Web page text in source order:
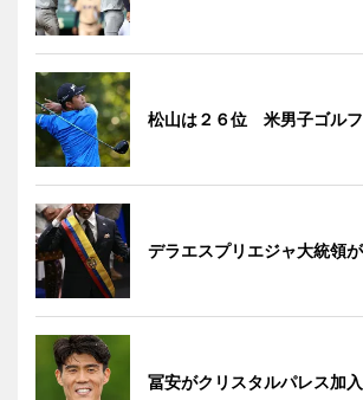
松山は２６位 米男子ゴルフ
デラエスプリエジャ大統領
冨安がクリスタルパレス加入